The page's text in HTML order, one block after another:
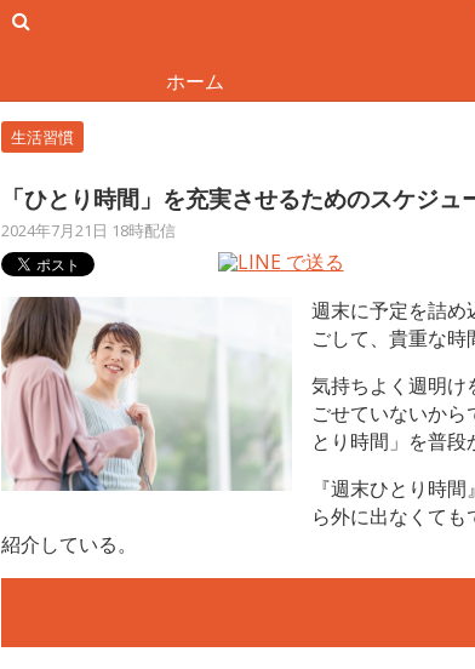
ホーム
生活習慣
「ひとり時間」を充実させるためのスケジュ
2024年7月21日 18時配信
週末に予定を詰め
ごして、貴重な時
気持ちよく週明け
ごせていないか
とり時間」を普段
『週末ひとり時
ら外に出なくて
紹介している。